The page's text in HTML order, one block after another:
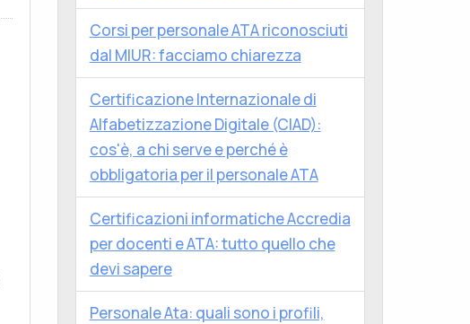
Corsi per personale ATA riconosciuti
dal MIUR: facciamo chiarezza
Certificazione Internazionale di
Alfabetizzazione Digitale (CIAD):
cos'è, a chi serve e perché è
obbligatoria per il personale ATA
Certificazioni informatiche Accredia
per docenti e ATA: tutto quello che
devi sapere
Personale Ata: quali sono i profili,